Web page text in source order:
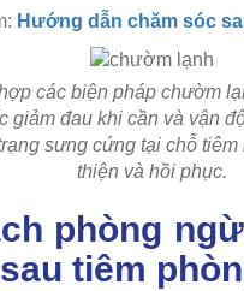
Hướng dẫn chăm sóc
các biện pháp chườm
giảm đau khi cần và vận
sưng cứng tại chỗ
thiện và hồi phục.
phòng
tiêm